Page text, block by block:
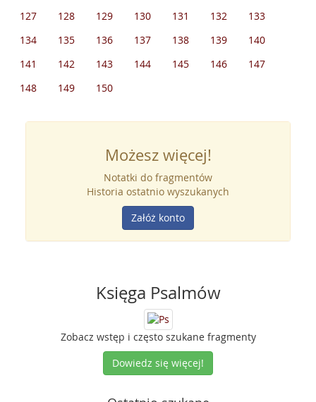
127
128 129 130 131 132
133
134
135 136 137 138 139
140
141
142 143 144 145 146
147
148
149 150
Możesz więcej!
Notatki do fragmentów
Historia ostatnio wyszukanych
Załóż konto
Księga Psalmów
Zobacz wstęp i często szukane fragmenty
Dowiedz się więcej!